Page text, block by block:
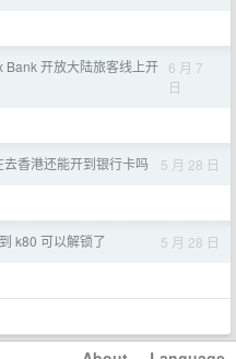
Bank 开放大陆旅客线上开 6 月 7
日
去香港还能开到银行卡吗 5 月 28 日
k80 可以解锁了 5 月 28 日